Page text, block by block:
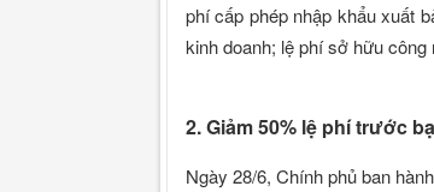
phí cấp phép nhập khẩu xuất
kinh doanh; lệ phí sở hữu
2. Giảm 50% lệ phí trước
Ngày 28/6, Chính phủ ban